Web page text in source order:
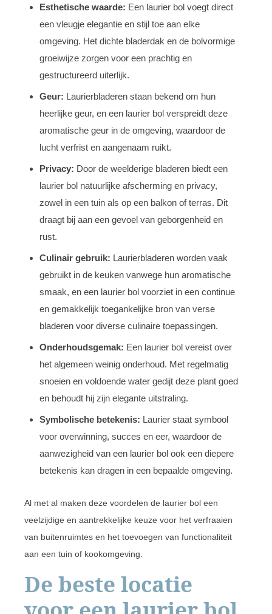
Esthetische waarde: Een laurier bol voegt direct
een vleugje elegantie en stijl toe aan elke
omgeving. Het dichte bladerdak en de bolvormige
groeiwijze zorgen voor een prachtig en
gestructureerd uiterlijk.
Geur: Laurierbladeren staan bekend om hun
heerlijke geur, en een laurier bol verspreidt deze
aromatische geur in de omgeving, waardoor de
lucht verfrist en aangenaam ruikt.
Privacy: Door de weelderige bladeren biedt een
laurier bol natuurlijke afscherming en privacy,
zowel in een tuin als op een balkon of terras. Dit
draagt bij aan een gevoel van geborgenheid en
rust.
Culinair gebruik: Laurierbladeren worden vaak
gebruikt in de keuken vanwege hun aromatische
smaak, en een laurier bol voorziet in een continue
en gemakkelijk toegankelijke bron van verse
bladeren voor diverse culinaire toepassingen.
Onderhoudsgemak: Een laurier bol vereist over
het algemeen weinig onderhoud. Met regelmatig
snoeien en voldoende water gedijt deze plant goed
en behoudt hij zijn elegante uitstraling.
Symbolische betekenis: Laurier staat symbool
voor overwinning, succes en eer, waardoor de
aanwezigheid van een laurier bol ook een diepere
betekenis kan dragen in een bepaalde omgeving.
Al met al maken deze voordelen de laurier bol een
veelzijdige en aantrekkelijke keuze voor het verfraaien
van buitenruimtes en het toevoegen van functionaliteit
aan een tuin of kookomgeving.
De beste locatie